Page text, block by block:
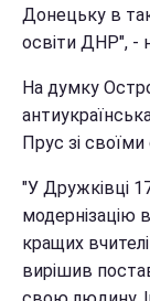
Донецьку в
освіти ДНР", -
На думку
Прус зі
"У Дружківці
модернізацію
кращих
вирішив